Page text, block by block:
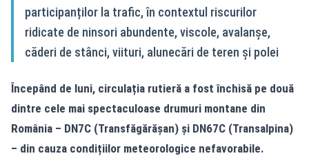
participanților la trafic, în contextul riscurilor
ridicate de ninsori abundente, viscole, avalanșe,
căderi de stânci, viituri, alunecări de teren și polei
Începând de luni, circulația rutieră a fost închisă pe două
dintre cele mai spectaculoase drumuri montane din
România – DN7C (Transfăgărășan) și DN67C (Transalpina)
– din cauza condițiilor meteorologice nefavorabile.